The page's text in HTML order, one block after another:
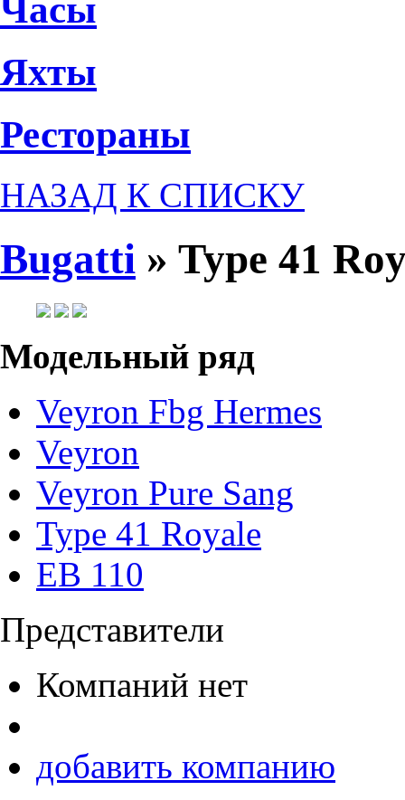
Часы
Яхты
Рестораны
НАЗАД К СПИСКУ
Bugatti » Type 41
Модельный ряд
Veyron Fbg Hermes
Veyron
Veyron Purе Sang
Type 41 Royale
EB 110
Представители
Компаний нет
добавить компанию